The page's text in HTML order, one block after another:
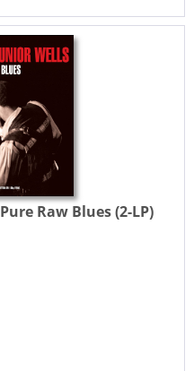
Pure Raw Blues (2-LP)